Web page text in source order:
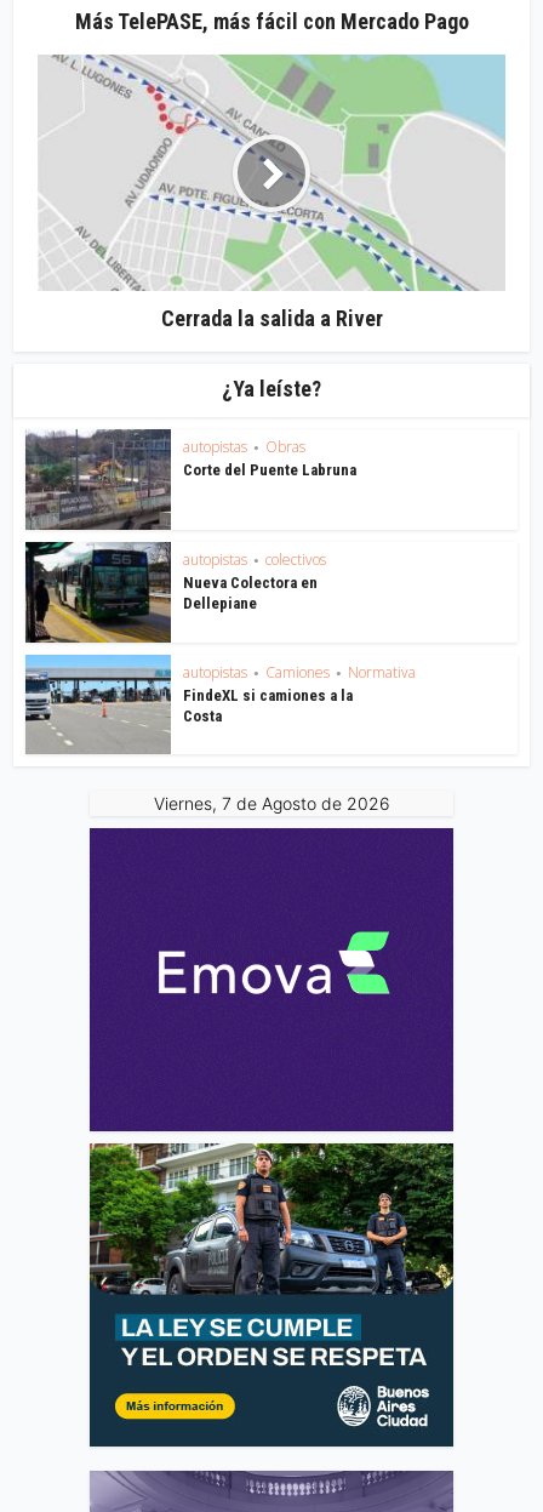
Más TelePASE, más fácil con Mercado Pago
Cerrada la salida a River
¿Ya leíste?
autopistas • Obras
Corte del Puente Labruna
autopistas • colectivos
Nueva Colectora en
Dellepiane
autopistas • Camiones • Normativa
FindeXL si camiones a la
Costa
Viernes, 7 de Agosto de 2026